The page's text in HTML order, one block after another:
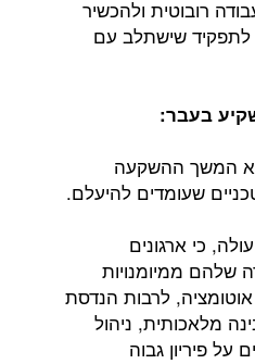
רובוטית ולהכשיר
לתפקיד שישתלב עם
בעבר:
המשך ההשקעה
שעומדים להיעלם.
כי ארגונים
שלהם ממיומנויות
אוטומציה, לרבות הנדסת
מלאכותית, ניהול
על פיריון גבוה